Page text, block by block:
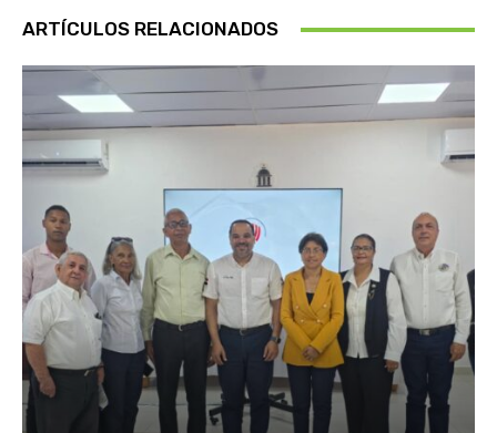
ARTÍCULOS RELACIONADOS